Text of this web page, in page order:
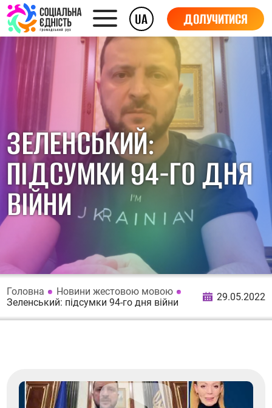
UA ДОЛУЧИТИСЯ
ЗЕЛЕНСЬКИЙ:
ПІДСУМКИ 94-ГО ДНЯ
ВІЙНИ
Головна
Новини жестовою мовою
Зеленський: підсумки 94-го дня війни
29.05.2022